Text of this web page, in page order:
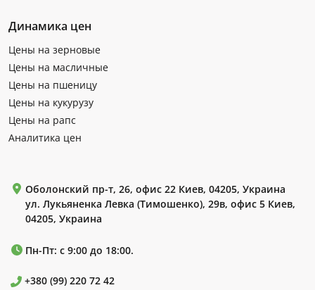
Динамика цен
Цены на зерновые
Цены на масличные
Цены на пшеницу
Цены на кукурузу
Цены на рапс
Аналитика цен
Оболонский пр-т, 26, офис 22 Киев, 04205, Украина
ул. Лукьяненка Левка (Тимошенко), 29в, офис 5 Киев,
04205, Украина
Пн-Пт: с 9:00 до 18:00.
+380 (99) 220 72 42